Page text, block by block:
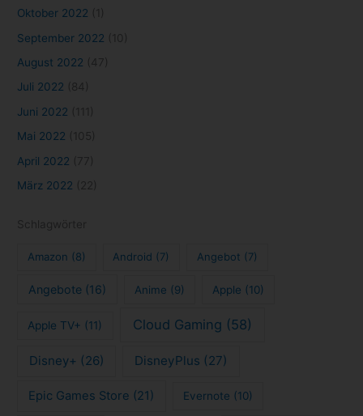
Oktober 2022
September 2022
August 2022
Juli 2022
Juni 2022
Mai 2022
April 2022
März 2022
Amazon (8) Android (7) Angebot (7)
Angebote(16) Anime (9) Apple (10)
Apple TV+ (11) Cloud Gaming (58)
Disney+ (26) DisneyPlus (27)
Epic Games Store (21) Evernote (10)